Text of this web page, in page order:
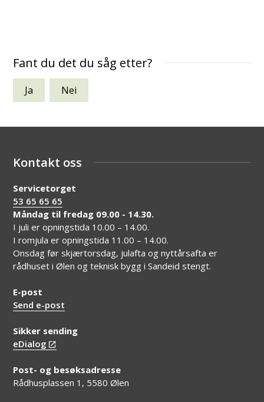
Fant du det du såg etter?
Ja Nei
Kontakt oss
Servicetorget
53 65 65 65
Måndag til fredag 09.00 - 14.30.
I juli er opningstida 10.00 – 14.00.
I romjula er opningstida 11.00 – 14.00.
Onsdag før skjærtorsdag, julafta og nyttårsafta er
rådhuset i Ølen og teknisk bygg i Sandeid stengt.
E-post
Send e-post
Sikker sending
eDialog
Post- og besøksadresse
Rådhusplassen 1, 5580 Ølen